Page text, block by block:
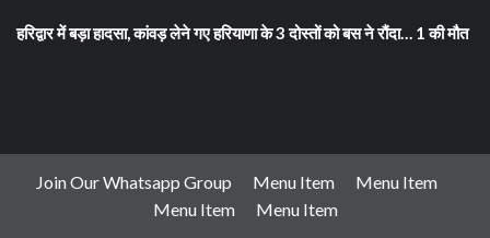
हरिद्वार में बड़ा हादसा, कांवड़ लेने गए हरियाणा के 3 दोस्तों को बस ने रौंदा… 1 की मौत
Join Our Whatsapp Group Menu Item
Menu Item
Menu Item
Menu Item